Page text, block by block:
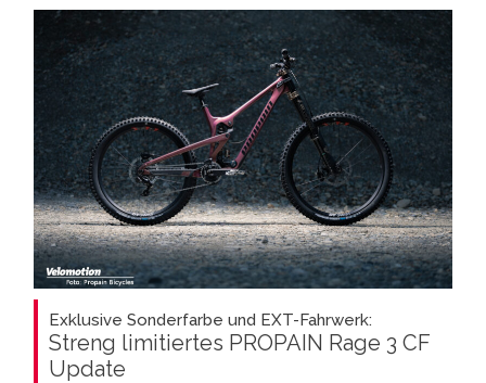
Exklusive Sonderfarbe und EXT-Fahrwerk:
Streng limitiertes PROPAIN Rage 3 CF
Update